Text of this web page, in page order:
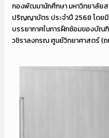
กองพัฒนานักศึกษา มหาวิทยาลัย
ปริญญาบัตร ประจำปี 2568 โดย
บรรยากาศในการฝึกซ้อมของบัณ
วชิราลงกรณ ศูนย์วิทยาศาสตร์ (